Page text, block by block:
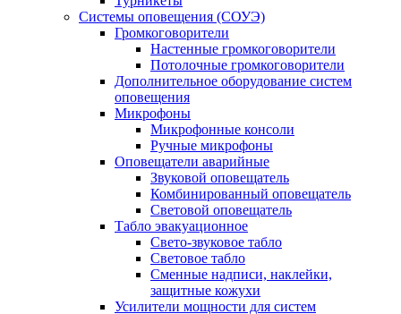
Системы оповещения (СОУЭ)
Громкоговорители
Настенные громкоговорители
Потолочные громкоговорители
Дополнительное оборудование систем
оповещения
Микрофоны
Микрофонные консоли
Ручные микрофоны
Оповещатели аварийные
Звуковой оповещатель
Комбинированный оповещатель
Световой оповещатель
Табло эвакуационное
Свето-звуковое табло
Световое табло
Сменные надписи, наклейки,
защитные кожухи
Усилители мощности для систем